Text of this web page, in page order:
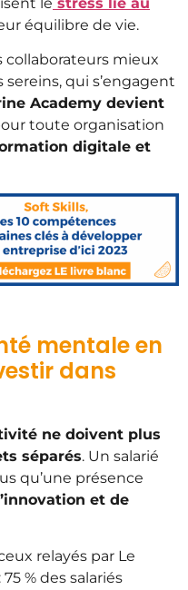
équilibre de vie.
collaborateurs mieux
qui s’engagent
Academy devient
toute organisation
digitale et
mentale en
dans
ne doivent plus
séparés. Un salarié
qu’une présence
et de
relayés par Le
% des salariés